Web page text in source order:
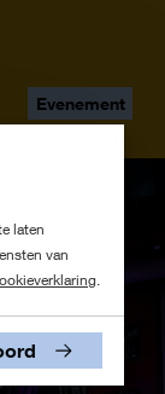
Evenement
laten
van
.